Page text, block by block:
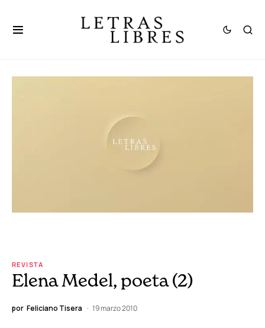
REVISTA
Elena Medel, poeta (2)
por Feliciano Tisera 19 marzo 2010